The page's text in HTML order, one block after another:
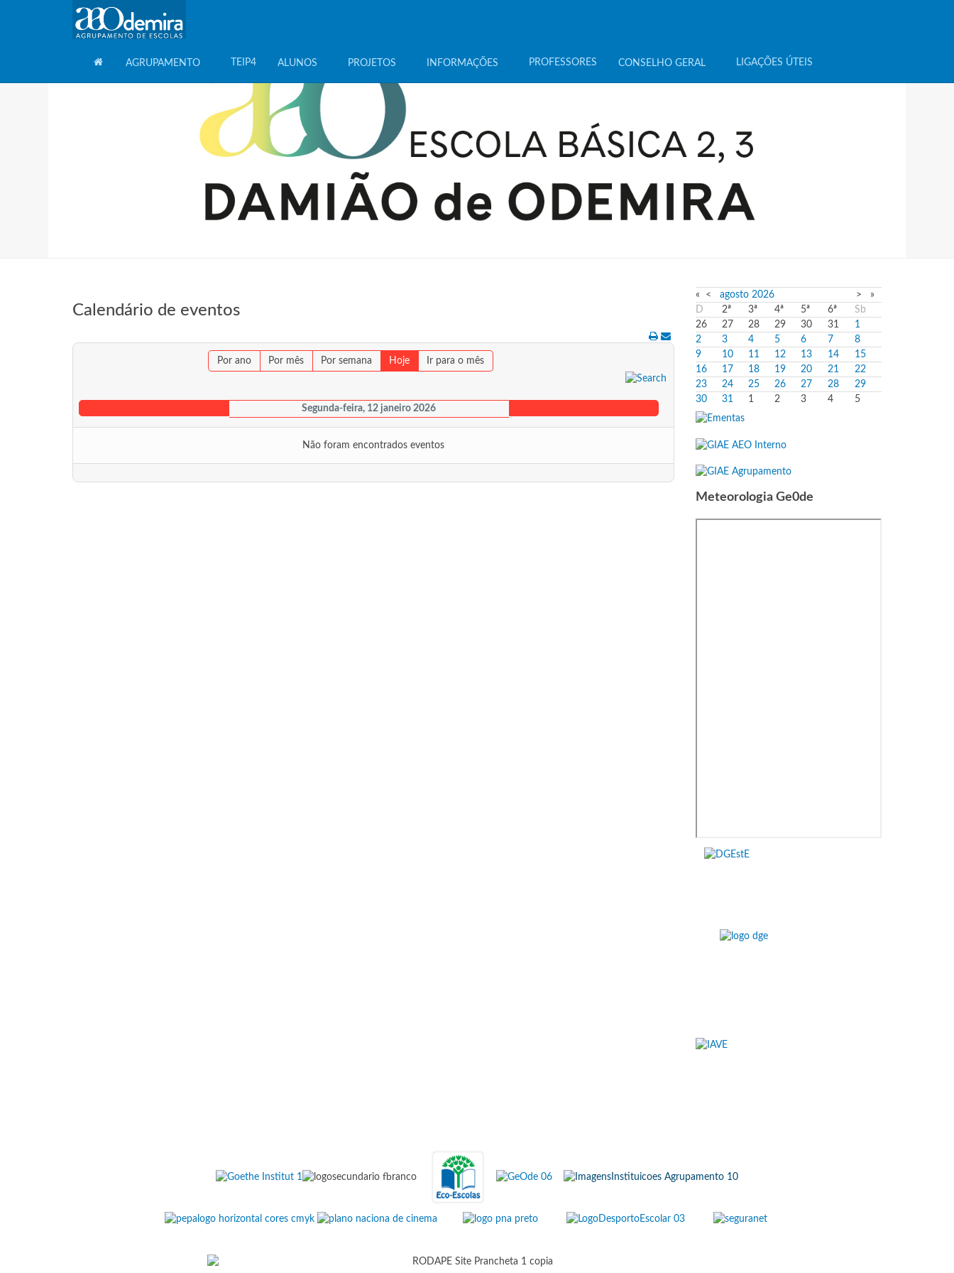
AGRUPAMENTO TEIP4 ALUNOS PROJETOS INFORMAÇÕES PROFESSORES CONSELHO GERAL LIGAÇÕES ÚTEIS
Calendário de eventos
Por ano Por mês Por semana Hoje Ir para o mês
Segunda-feira, 12 janeiro 2026
Não foram encontrados eventos
« < agosto 2026 >
»
D
2ª 3ª 4ª 5ª 6ª
Sb
26
27 28 29 30 31
1
2
3 4 5 6 7
8
9
10 11 12 13 14
15
16
17 18 19 20 21
22
23
24 25 26 27 28
29
30
31 1 2 3 4 5
Meteorologia Ge0de